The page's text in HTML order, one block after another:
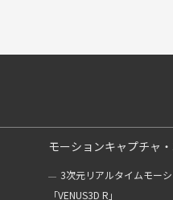
モーションキャプチャ
3次元リアルタイムモー
「VENUS3D R」